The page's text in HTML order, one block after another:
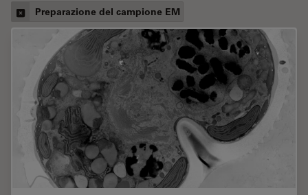
Preparazione del campione EM